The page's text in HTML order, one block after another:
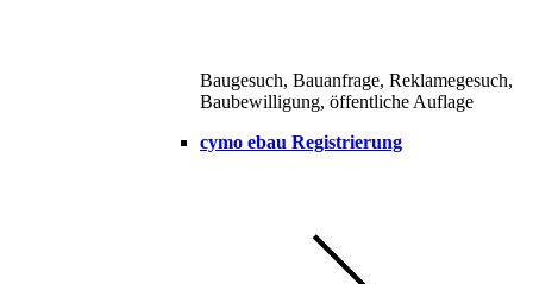
Baugesuch, Bauanfrage, Reklamegesuch,
Baubewilligung, öffentliche Auflage
cymo ebau Registrierung